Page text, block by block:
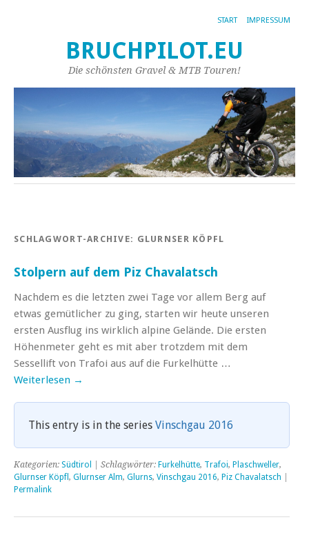
START IMPRESSUM
BRUCHPILOT.EU
Die schönsten Gravel & MTB Touren!
SCHLAGWORT-ARCHIVE: GLURNSER KÖPFL
Stolpern auf dem Piz Chavalatsch
Nachdem es die letzten zwei Tage vor allem Berg auf
etwas gemütlicher zu ging, starten wir heute unseren
ersten Ausflug ins wirklich alpine Gelände. Die ersten
Höhenmeter geht es mit aber trotzdem mit dem
Sessellift von Trafoi aus auf die Furkelhütte …
Weiterlesen →
This entry is in the series Vinschgau 2016
Kategorien: Südtirol | Schlagwörter: Furkelhütte, Trafoi, Plaschweller,
Glurnser Köpfl , Glurnser Alm, Glurns, Vinschgau 2016, Piz Chavalatsch
Permalink